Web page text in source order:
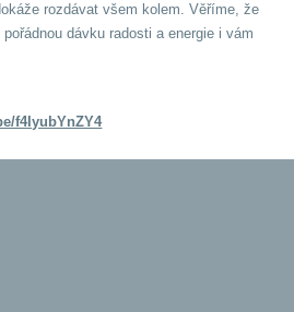
rozdávat všem kolem. Věříme, že
dávku radosti a energie i vám
f4IyubYnZY4